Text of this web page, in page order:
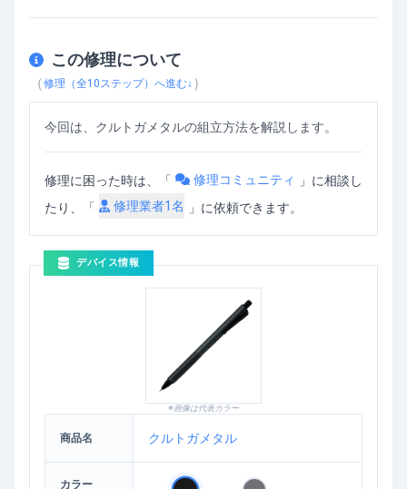
クルトガメタルの組立方法
この修理について
（修理（全10 ステップ）へ進む↓ ）
今回は、クルトガメタルの組立方法を解説します。
修理に困った時は、「 修理コミュニティ 」 に相談し
たり、「
修理業者1名 」に依頼できます。
デバイス情報
※画像は代表カラー
商品名 クルトガメタル
カラー